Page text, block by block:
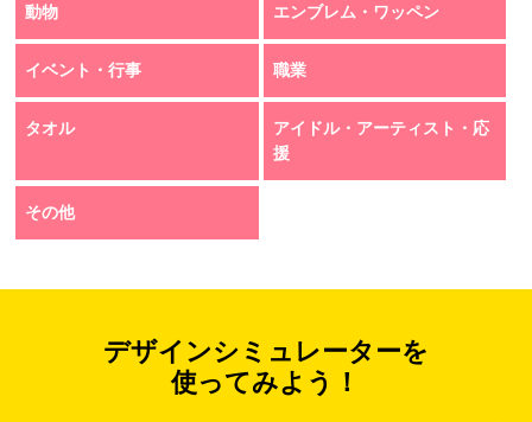
動物 エンブレム・ワッペン
イベント・行事 職業
タオル
アイドル・アーティスト・応
援
その他
デザインシミュレーターを
使ってみよう！